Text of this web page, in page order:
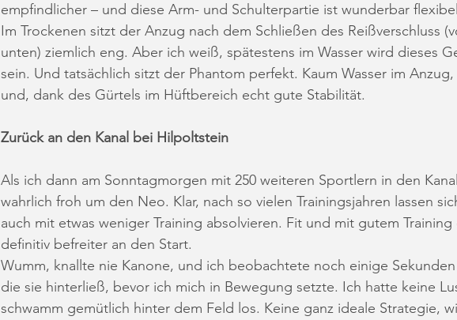
empfindlicher – und diese Arm- und Schulterpartie ist wunderbar
Im Trockenen sitzt der Anzug nach dem Schließen des Reißverschluss
unten) ziemlich eng. Aber ich weiß, spätestens im Wasser wird dieses
sein. Und tatsächlich sitzt der Phantom perfekt. Kaum Wasser im
und, dank des Gürtels im Hüftbereich echt gute Stabilität.
Zurück an den Kanal bei Hilpoltstein
Als ich dann am Sonntagmorgen mit 250 weiteren Sportlern in den
wahrlich froh um den Neo. Klar, nach so vielen Trainingsjahren lassen
auch mit etwas weniger Training absolvieren. Fit und mit gutem
definitiv befreiter an den Start.
Wumm, knallte nie Kanone, und ich beobachtete noch einige
die sie hinterließ, bevor ich mich in Bewegung setzte. Ich hatte keine
schwamm gemütlich hinter dem Feld los. Keine ganz ideale Strategie,